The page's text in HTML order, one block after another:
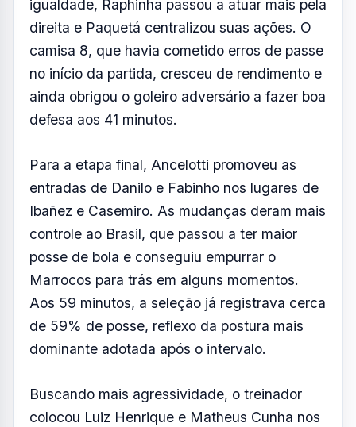
igualdade, Raphinha passou a atuar mais pela
direita e Paquetá centralizou suas ações. O
camisa 8, que havia cometido erros de passe
no início da partida, cresceu de rendimento e
ainda obrigou o goleiro adversário a fazer boa
defesa aos 41 minutos.
Para a etapa final, Ancelotti promoveu as
entradas de Danilo e Fabinho nos lugares de
Ibañez e Casemiro. As mudanças deram mais
controle ao Brasil, que passou a ter maior
posse de bola e conseguiu empurrar o
Marrocos para trás em alguns momentos.
Aos 59 minutos, a seleção já registrava cerca
de 59% de posse, reflexo da postura mais
dominante adotada após o intervalo.
Buscando mais agressividade, o treinador
colocou Luiz Henrique e Matheus Cunha nos